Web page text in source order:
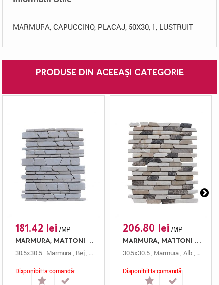
MARMURA, CAPUCCINO, PLACAJ, 50X30, 1, LUSTRUIT
PRODUSE DIN ACEEAȘI CATEGORIE
181.42 lei /MP
MARMURA, MATTONI STN 856 CREAM, MOZAIC, 30.5X30.5, 0.5, ANTICHIZAT
30.5x30.5 Marmura Bej Antichizat Mozaic,0.5 Cm,Mattoni
Disponibil la comandă
206.80 lei /MP
MARMURA, MATTONI STN 851 MIX EMPERADOR, MOZAIC, 30.5X30.5, 0.5, ANTICHIZAT
30.5x30.5, Marmura, Alb,
Disponibil la comandă